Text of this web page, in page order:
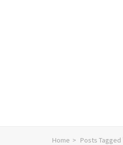
Home Posts